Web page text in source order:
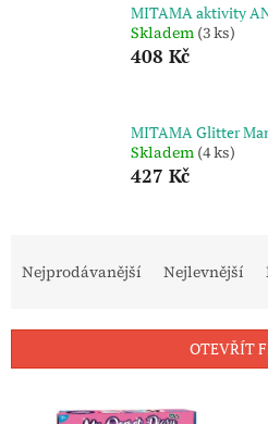
MITAMA aktivity
Skladem (3 ks)
408 Kč
MITAMA Glitter
Skladem (4 ks)
427 Kč
í
Nejprodávanější Nejlevnější
OTEVŘÍT